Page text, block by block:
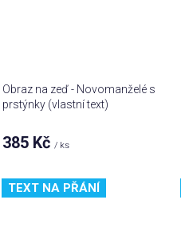
Obraz na zeď - Novomanželé s
prstýnky (vlastní text)
385 Kč / ks
TEXT NA PŘÁNÍ